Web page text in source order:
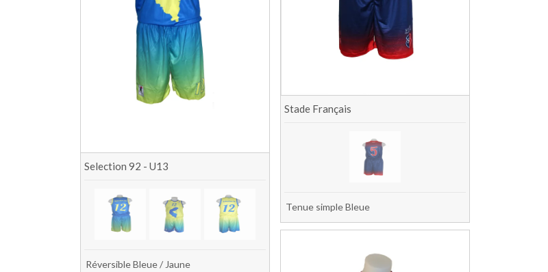
Stade Français
Tenue simple Bleue
Selection 92 - U13
Réversible Bleue / Jaune